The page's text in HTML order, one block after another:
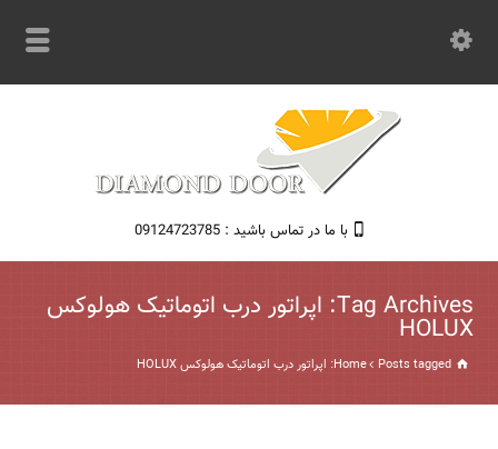
با ما در تماس باشید : 09124723785
Tag Archives: اپراتور درب اتوماتیک هولوکس
HOLUX
Home Posts tagged: اپراتور درب اتوماتیک هولوکس HOLUX